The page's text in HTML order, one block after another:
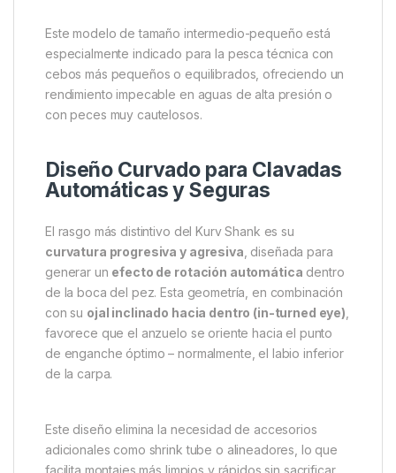
Este modelo de tamaño intermedio-pequeño está
especialmente indicado para la pesca técnica con
cebos más pequeños o equilibrados, ofreciendo un
rendimiento impecable en aguas de alta presión o
con peces muy cautelosos.
Diseño Curvado para Clavadas
Automáticas y Seguras
El rasgo más distintivo del Kurv Shank es su
curvatura progresiva y agresiva , diseñada para
generar un efecto de rotación automática dentro
de la boca del pez. Esta geometría, en combinación
con su ojal inclinado hacia dentro (in-turned eye)
favorece que el anzuelo se oriente hacia el punto
de enganche óptimo – normalmente, el labio inferior
de la carpa.
Este diseño elimina la necesidad de accesorios
adicionales como shrink tube o alineadores, lo que
facilita montajes más limpios y rápidos sin sacrificar